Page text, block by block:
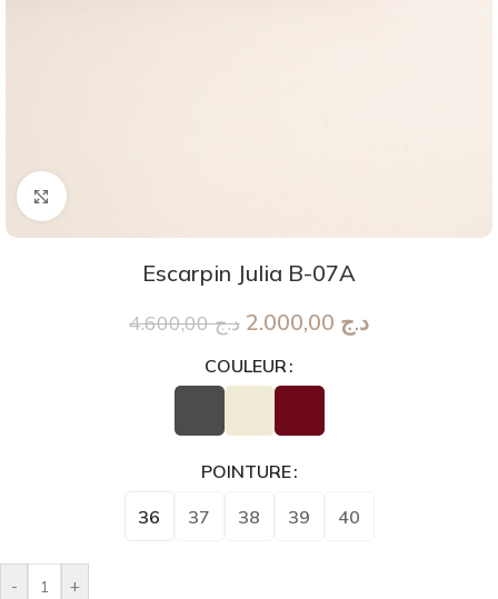
Agrandir
Escarpin Julia B-07A
د.ج4.600,00 د.ج
COULEUR
POINTURE
36 37 38 39 40
- +